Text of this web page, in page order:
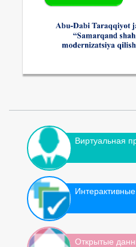
Виртуальная
Открытые